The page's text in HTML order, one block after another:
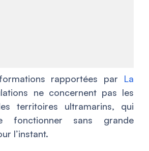
rapportées par La
ne concernent pas les
territoires ultramarins, qui
fonctionner sans grande
l’instant.